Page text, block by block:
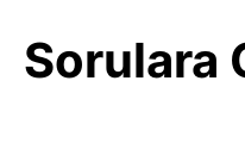
Sorulara